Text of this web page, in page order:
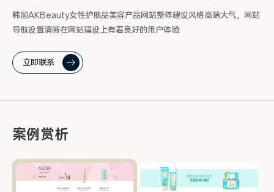
韩国AKBeauty女性护肤品美容产品网站整体建设风格高端大气，网站
导航设置清晰在网站建设上有着良好的用户体验
立即联系
案例赏析